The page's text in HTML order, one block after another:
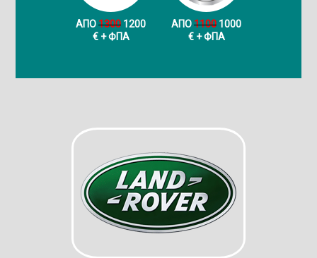
ΑΠΟ1300 1200
€ + ФПА
ΑΠΟ1100 1000
€ + ФПА